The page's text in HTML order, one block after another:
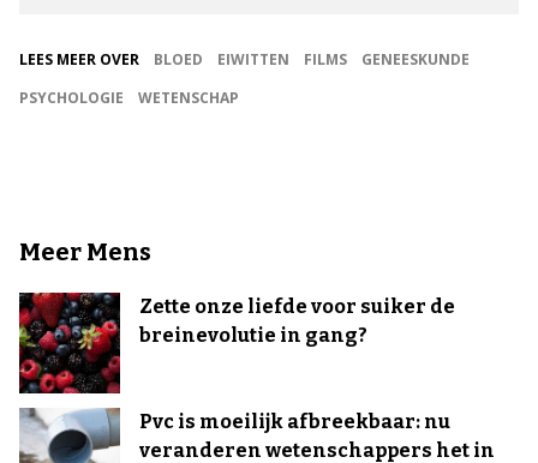
LEES MEER OVER BLOED EIWITTEN FILMS
GENEESKUNDE
PSYCHOLOGIE
WETENSCHAP
Meer Mens
Zette onze liefde voor suiker de
breinevolutie in gang?
Pvc is moeilijk afbreekbaar: nu
veranderen wetenschappers het in